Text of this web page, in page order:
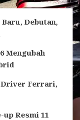
Baru, Debutan,
Mengubah
Driver Ferrari,
up Resmi 11